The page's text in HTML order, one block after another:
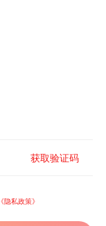
获取验证码
《隐私政策》